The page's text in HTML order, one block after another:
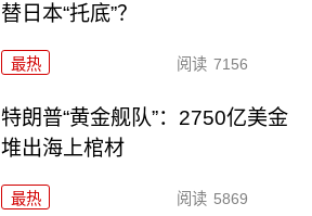
替日本“托底”？
最热 阅读 7156
特朗普“黄金舰队”：2750亿美金
堆出海上棺材
最热 阅读 5869